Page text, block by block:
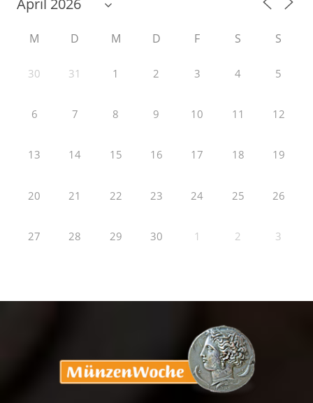
M D M D F S S
30 31 1 2 3 4 5
6 7 8 9 10 11 12
13 14 15 16 17 18 19
20 21 22 23 24 25 26
27 28 29 30 1 2 3